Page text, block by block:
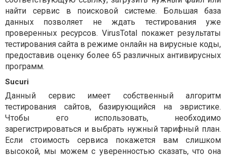
найти сервис в поисковой системе. Большая база
данных позволяет не ждать тестирования уже
проверенных ресурсов. VirusTotal покажет результаты
тестирования сайта в режиме онлайн на вирусные коды,
предоставив оценку более 65 различных антивирусных
программ.
Sucuri
Данный сервис имеет собственный алгоритм
тестирования сайтов, базирующийся на эвристике.
Чтобы его использовать, необходимо
зарегистрироваться и выбрать нужный тарифный план.
Если стоимость сервиса покажется вам слишком
высокой, мы можем с уверенностью сказать, что она